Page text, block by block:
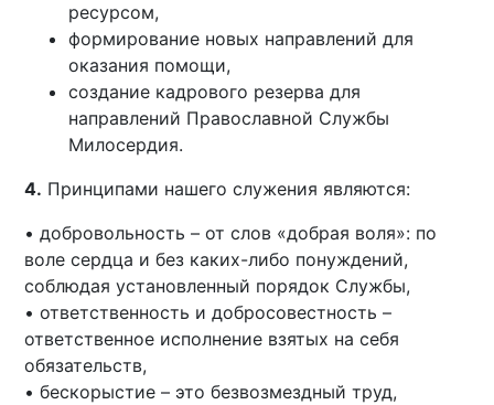
ресурсом,
формирование новых направлений для
оказания помощи,
создание кадрового резерва для
направлений Православной Службы
Милосердия.
4. Принципами нашего служения являются:
• добровольность – от слов «добрая воля»: по
воле сердца и без каких-либо понуждений,
соблюдая установленный порядок Службы,
• ответственность и добросовестность –
ответственное исполнение взятых на себя
обязательств,
• бескорыстие – это безвозмездный труд,